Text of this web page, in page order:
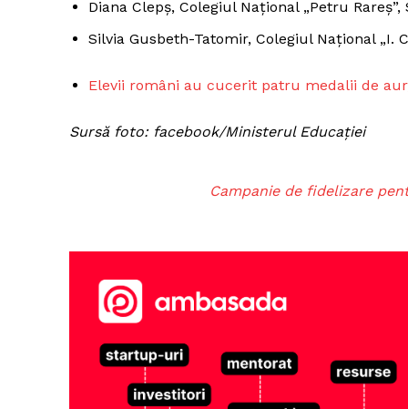
Diana Clepș, Colegiul Național „Petru Rareș”,
Silvia Gusbeth-Tatomir, Colegiul Național „I.
Elevii români au cucerit patru medalii de
Sursă foto: facebook/Ministerul Educației
Campanie de fidelizare